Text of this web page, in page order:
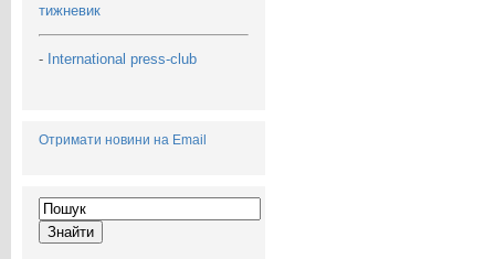
тижневик
- International press-club
Отримати новини на Email